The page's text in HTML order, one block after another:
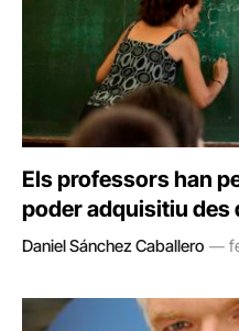
Els professors han
poder adquisitiu des
Daniel Sánchez Caballero